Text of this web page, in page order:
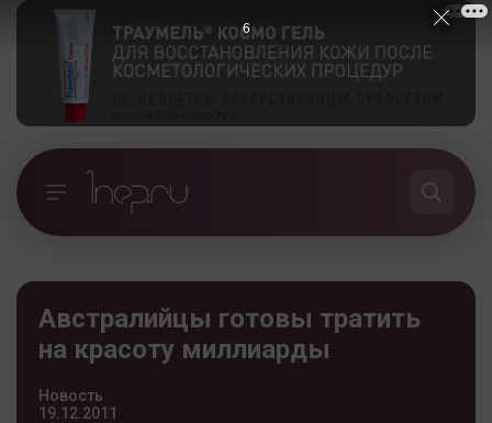
Австралийцы готовы тратить
на красоту миллиарды
Новость
19.12.2011
5